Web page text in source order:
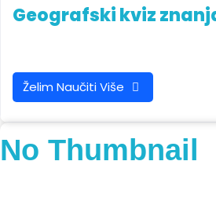
Geografski kviz
Želim Naučiti Više
No Thumbnail